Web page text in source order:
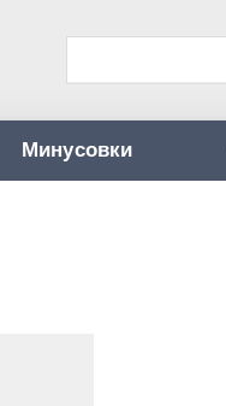
Минусовки